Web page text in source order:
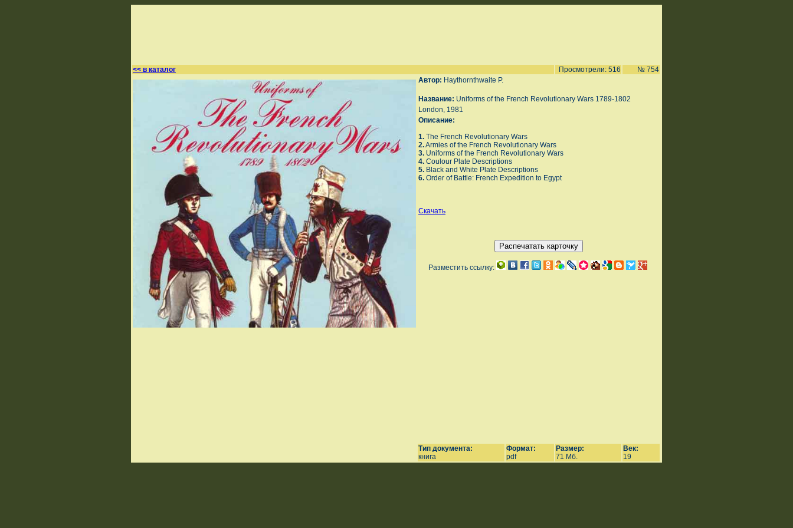
<< в каталог Просмотрели: 516
№ 754
Автор: Haythornthwaite P.
Название: Uniforms of the French Revolutionary Wars 1789-1802
London, 1981
Описание:
1. The French Revolutionary Wars
2.Armies of the French Revolutionary Wars
3. Uniforms of the French Revolutionary Wars
4. Coulour Plate Descriptions
5. Black and White Plate Descriptions
6. Order of Battle: French Expedition to Egypt
Скачать
Разместить ссылку:
Тип документа:
книга
Формат:
pdf
Размер:
71 Мб.
Век:
19